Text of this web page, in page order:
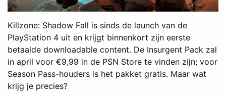
Killzone: Shadow Fall is sinds de launch van de
PlayStation 4 uit en krijgt binnenkort zijn eerste
betaalde downloadable content. De Insurgent Pack zal
in april voor €9,99 in de PSN Store te vinden zijn; voor
Season Pass-houders is het pakket gratis. Maar wat
krijg je precies?